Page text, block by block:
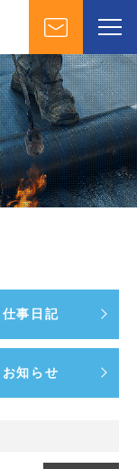
仕事日記
お知らせ